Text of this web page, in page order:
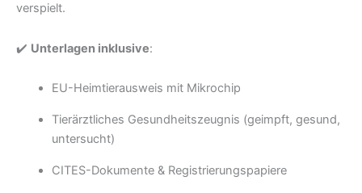
verspielt.
✔️ Unterlagen inklusive:
EU-Heimtierausweis mit Mikrochip
Tierärztliches Gesundheitszeugnis (geimpft, gesund,
untersucht)
CITES-Dokumente & Registrierungspapiere